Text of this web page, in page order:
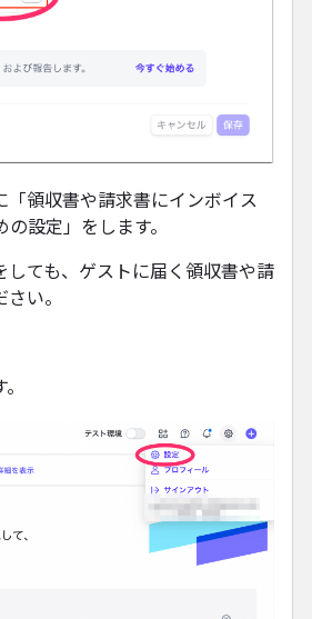
領収書や請求書にインボイス
設定」をします。
ても、ゲストに届く領収書や請
い。